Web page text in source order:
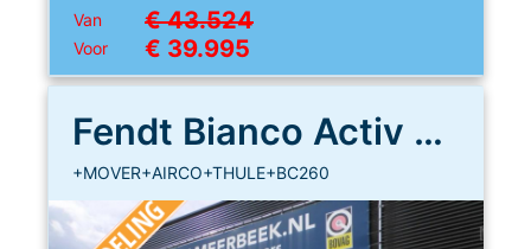
Van € 43.524
Voor € 39.995
Fendt Bianco Activ 465 SFH
+MOVER+AIRCO+THULE+BC260